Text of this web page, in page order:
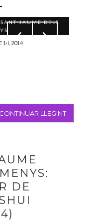
JAUME DELS
14, 2014
CONTINUAR LLEGINT
DE